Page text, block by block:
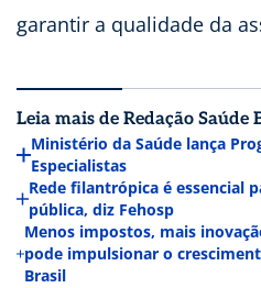
garantir a qualidade da
Leia mais de Redação Saúde
Ministério da Saúde lança
Especialistas
Rede filantrópica é essencial
pública, diz Fehosp
Menos impostos, mais
pode impulsionar o
Brasil